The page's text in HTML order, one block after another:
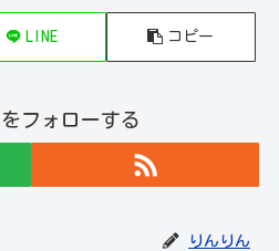
LINE コピー
フォローする
りんりん